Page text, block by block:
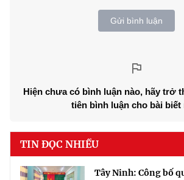
Gửi bình luận
Hiện chưa có bình luận nào, hãy trở
tiên bình luận cho bài biết
TIN ĐỌC NHIỀU
Tây Ninh: Công bố